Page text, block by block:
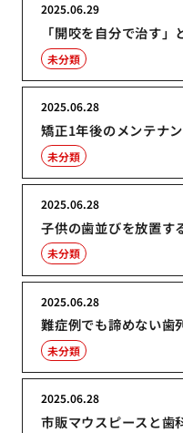
「開咬を自分で治す
2025.06.29
未分類
矯正1年後のメンテナ
2025.06.28
未分類
子供の歯並びを放置す
2025.06.28
未分類
難症例でも諦めない歯
2025.06.28
未分類
市販マウスピースと歯
2025.06.28